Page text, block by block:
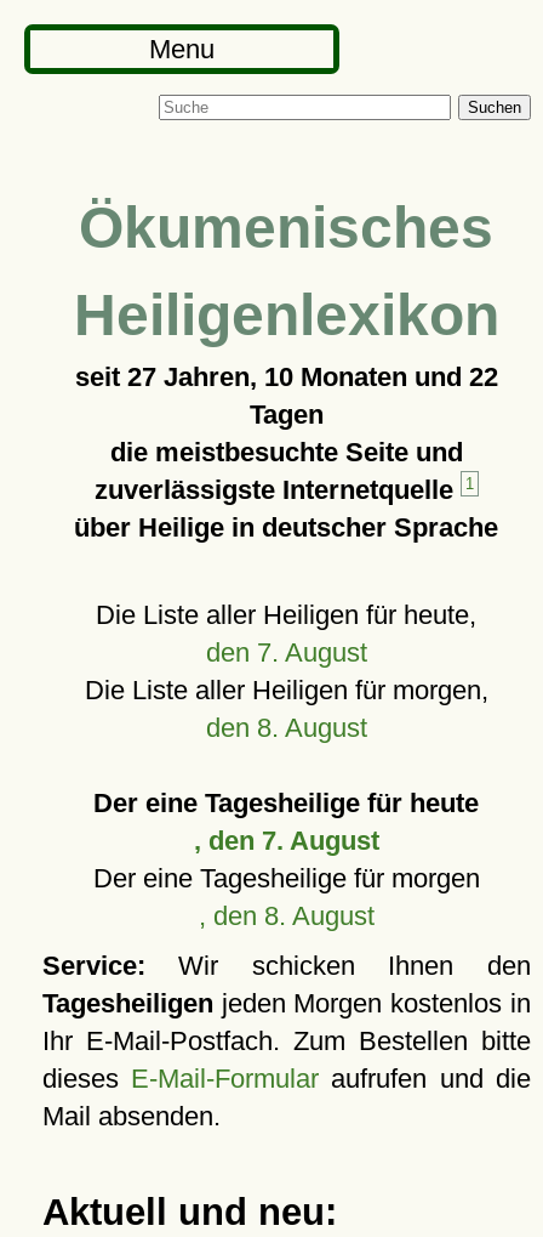
Menu
Suchen
Ökumenisches
Heiligenlexikon
seit 27 Jahren, 10 Monaten und 22
Tagen
die meistbesuchte Seite und
zuverlässigste Internetquelle
1
über Heilige in deutscher Sprache
Die Liste aller Heiligen für heute,
den 7. August
Die Liste aller Heiligen für morgen,
den 8. August
Der eine Tagesheilige für heute
, den 7. August
Der eine Tagesheilige für morgen
, den 8. August
Service: Wir schicken Ihnen den
Tagesheiligen jeden Morgen kostenlos in
Ihr E-Mail-Postfach. Zum Bestellen bitte
dieses E-Mail-Formular aufrufen und die
Mail absenden.
Aktuell und neu: